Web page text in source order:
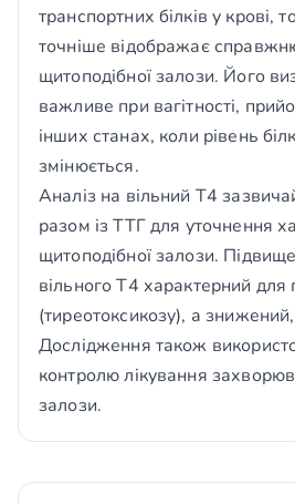
транспортних білків у крові,
точніше відображає
щитоподібної залози. Його
важливе при вагітності,
інших станах, коли рівень
змінюється.
Аналіз на вільний Т4
разом із ТТГ для уточнення
щитоподібної залози.
вільного Т4 характерний для
(тиреотоксикозу), а
Дослідження також
контролю лікування
залози.